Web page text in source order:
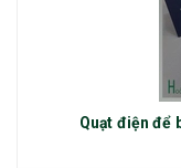
Quạt điện để